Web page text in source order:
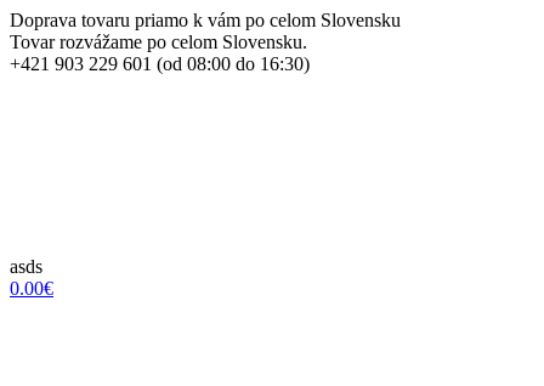
Doprava tovaru priamo k vám po celom Slovensku
Tovar rozvážame po celom Slovensku.
+421 903 229 601 (od 08:00 do 16:30)
asds
0.00€